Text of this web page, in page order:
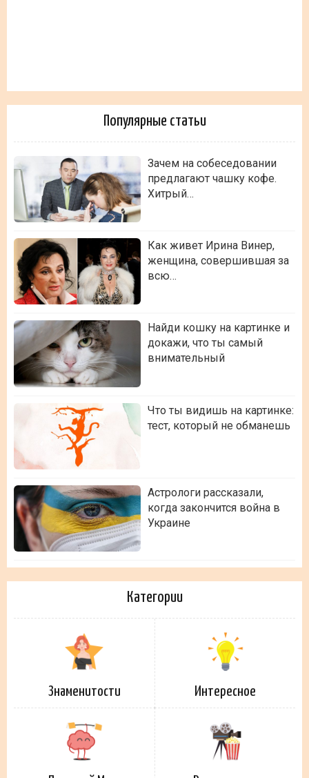
Популярные статьи
Зачем на собеседовании
предлагают чашку кофе.
Хитрый…
Как живет Ирина Винер,
женщина, совершившая за
всю…
Найди кошку на картинке и
докажи, что ты самый
внимательный
Что ты видишь на картинке:
тест, который не обманешь
Астрологи рассказали,
когда закончится война в
Украине
Категории
Знаменитости Интересное